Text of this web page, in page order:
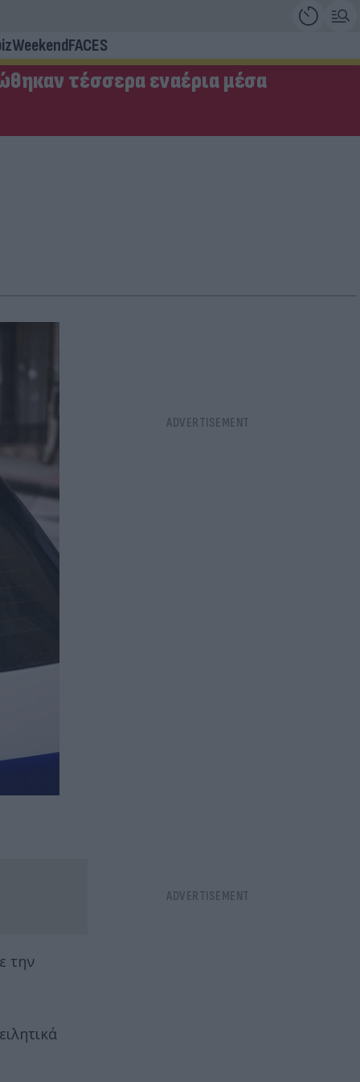
WeekendFACES
τέσσερα εναέρια μέσα
την